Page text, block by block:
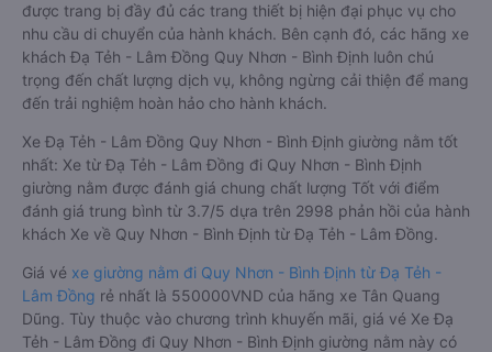
được trang bị đầy đủ các trang thiết bị hiện đại phục vụ cho
nhu cầu di chuyển của hành khách. Bên cạnh đó, các hãng xe
khách Đạ Tẻh - Lâm Đồng Quy Nhơn - Bình Định luôn chú
trọng đến chất lượng dịch vụ, không ngừng cải thiện để mang
đến trải nghiệm hoàn hảo cho hành khách.
Xe Đạ Tẻh - Lâm Đồng Quy Nhơn - Bình Định giường nằm tốt
nhất: Xe từ Đạ Tẻh - Lâm Đồng đi Quy Nhơn - Bình Định
giường nằm được đánh giá chung chất lượng Tốt với điểm
đánh giá trung bình từ 3.7/5 dựa trên 2998 phản hồi của hành
khách Xe về Quy Nhơn - Bình Định từ Đạ Tẻh - Lâm Đồng.
Giá vé xe giường nằm đi Quy Nhơn - Bình Định từ Đạ Tẻh -
Lâm Đồng rẻ nhất là 550000VND của hãng xe Tân Quang
Dũng. Tùy thuộc vào chương trình khuyến mãi, giá vé Xe Đạ
Tẻh - Lâm Đồng đi Quy Nhơn - Bình Định giường nằm này có